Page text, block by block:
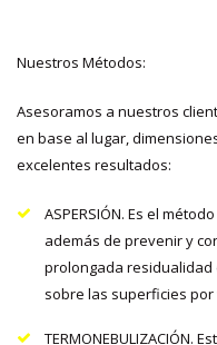
Nuestros Métodos:
Asesoramos a nuestros
en base al lugar,
excelentes resultados:
ASPERSIÓN. Es el
además de prevenir y
prolongada residualidad
sobre las superficies
TERMONEBULIZACIÓN.